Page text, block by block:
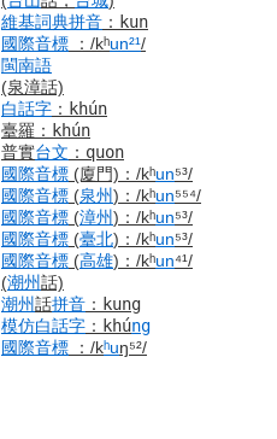
維基詞典拼音 ： kun
國際音標
： /kʰun²¹/
閩南語
(泉漳話)
白話字 ： khún
臺羅 ： khún
普實台文 ： quon
國際音標 (廈門) ： /kʰun⁵³/
國際音標 (泉州) ： /kʰun⁵⁵⁴/
國際音標 (漳州) ： /kʰun⁵³/
國際音標 (臺北) ： /kʰun⁵³/
國際音標 (高雄) ： /kʰun⁴¹/
(潮州話)
潮州話拼音 ： kung
模仿白話字 ： khúng
國際音標
： /kʰuŋ⁵²/